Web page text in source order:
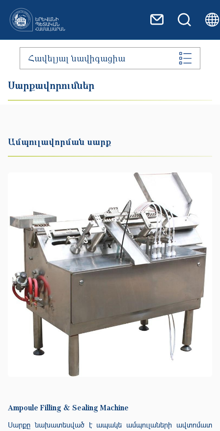
Հավելյալ նավիգացիա
Սարքավորումներ
Ամպուլավորման սարք
Ampoule Filling & Sealing Machine
Սարքը նախատեսված է ապակե ամպուլաների ավտոմատ